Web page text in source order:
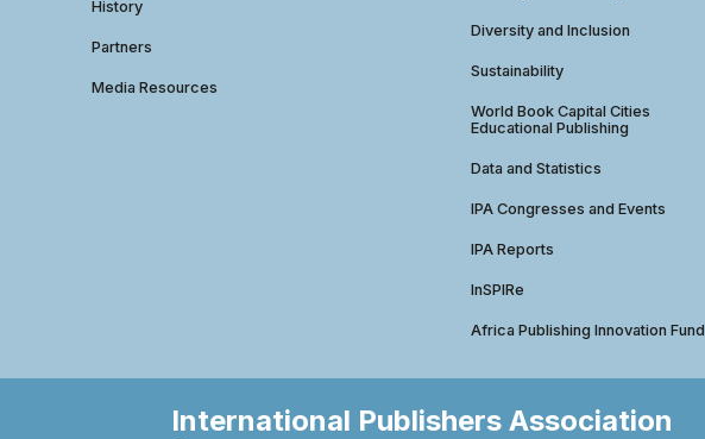
History
Partners
Media Resources
Diversity and Inclusion
Sustainability
World Book Capital Cities
Educational Publishing
Data and Statistics
IPA Congresses and Events
IPA Reports
InSPIRe
Africa Publishing Innovation Fund
International Publishers Association